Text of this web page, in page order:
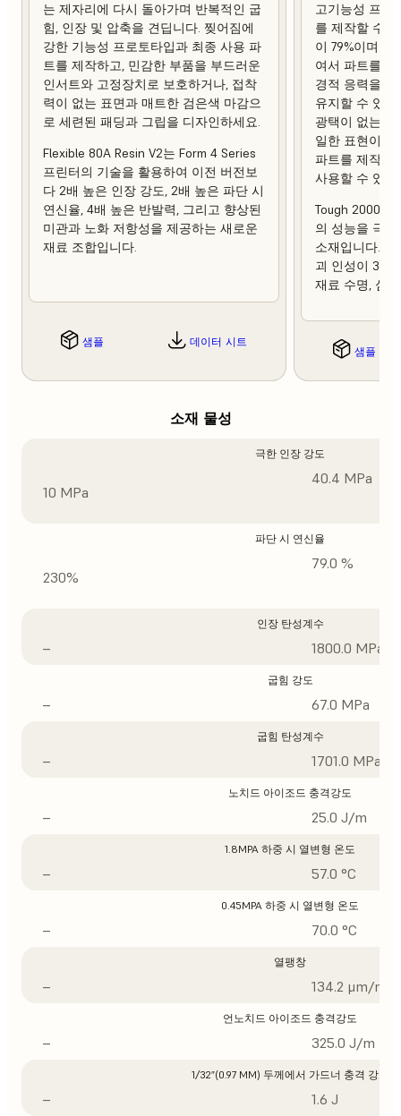
는 제자리에 다시 돌아가며 반복적인 굽
힘, 인장 및 압축을 견딥니다. 찢어짐에
강한 기능성 프로토타입과 최종 사용 파
트를 제작하고, 민감한 부품을 부드러운
인서트와 고정장치로 보호하거나, 접착
력이 없는 표면과 매트한 검은색 마감으
로 세련된 패딩과 그립을 디자인하세요.
Flexible 80A Resin V2는 Form 4 Series
프린터의 기술을 활용하여 이전 버전보
다 2배 높은 인장 강도, 2배 높은 파단 시
연신율, 4배 높은 반발력, 그리고 향상된
미관과 노화 저항성을 제공하는 새로운
재료 조합입니다.
샘플 데이터 시트
고기능성 프로
를 제작할 수
이 79%이며 열
여서 파트를
경적 응력을
유지할 수 있
광택이 없는
일한 표현이
파트를 제작하
사용할 수 있습
Tough 2000
의 성능을 극
소재입니다.
괴 인성이 3배
재료 수명, 심
샘플
소재 물성
극한 인장 강도
10 MPa
40.4 MPa
파단 시 연신율
230%
79.0 %
인장 탄성계수
– 1800.0 MPa
굽힘 강도
– 67.0 MPa
굽힘 탄성계수
– 1701.0 MPa
노치드 아이조드 충격강도
– 25.0 J/m
1.8MPA 하중 시 열변형 온도
– 57.0 °C
0.45MPA 하중 시 열변형 온도
– 70.0 °C
열팽창
– 134.2 μm/m/
언노치드 아이조드 충격강도
– 325.0 J/m
1/32”(0.97 MM) 두께에서 가드너 충격 강도
– 1.6 J